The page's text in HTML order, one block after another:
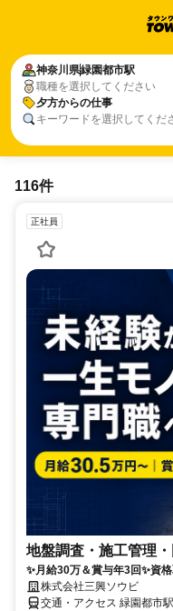
神奈川県緑園都市駅
職種を選択してください
夕方からの仕事
キーワードを選択してくだ
116件
正社員
地盤調査・施工管理
✨月給30万＆賞与年3回✨資
株式会社三興ソウビ
交通・アクセス 緑園都市